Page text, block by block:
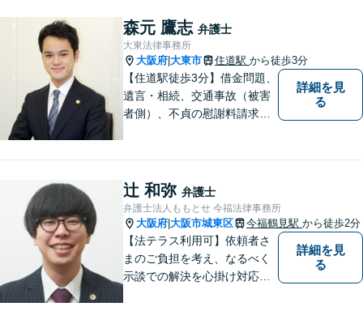
にご相談ください。【労災事
故：9年前の事故でも数千万円
の賠償を獲得】
森元 鷹志 弁護士
大東法律事務所
大阪府 大東市 住道駅 から徒歩3分
【住道駅徒歩3分】借金問題、
遺言・相続、交通事故（被害
者側）、不貞の慰謝料請求は
やすい説明を心がけておりま
す。お気軽にご相談くださ
い。
詳細を見
る
辻 和弥 弁護士
弁護士法人ももとせ 今福法律事務所
大阪府 大阪市城東区 今福鶴見駅 から徒歩2分
【法テラス利用可】依頼者さ
まのご負担を考え、なるべく
示談での解決を心掛け対応い
詳細を見
る